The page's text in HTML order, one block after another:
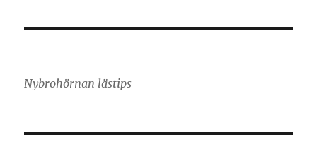
Nybrohörnan lästips